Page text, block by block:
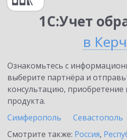
1С:Учет
в
Ознакомьтесь с
выберите партнёра и
консультацию, приобретение
продукта.
Симферополь
Севастополь
Смотрите также: Россия,